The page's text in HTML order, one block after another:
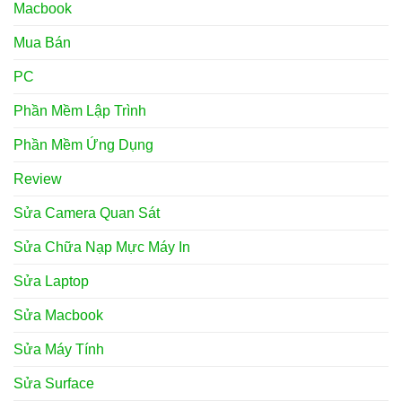
Macbook
Mua Bán
PC
Phần Mềm Lập Trình
Phần Mềm Ứng Dụng
Review
Sửa Camera Quan Sát
Sửa Chữa Nạp Mực Máy In
Sửa Laptop
Sửa Macbook
Sửa Máy Tính
Sửa Surface